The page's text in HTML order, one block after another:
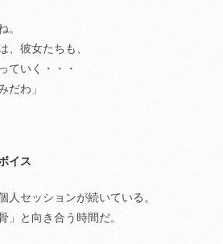
。
、彼女たちも、
ていく・・・
だわ」
イス
人セッションが続いている。
」と向き合う時間だ。